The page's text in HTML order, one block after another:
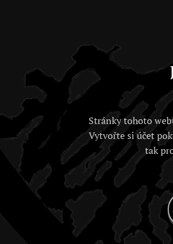
Stránky tohoto
Vytvořte si účet
tak